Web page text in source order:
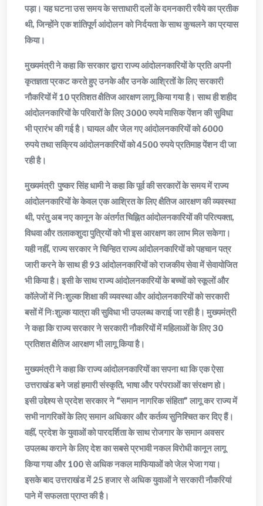
पड़ा। यह घटना उस समय के सत्ताधारी दलों के दमनकारी रवैये का प्रतीक
थी, जिन्होंने एक शांतिपूर्ण आंदोलन को निर्दयता के साथ कुचलने का प्रयास
किया।
मुख्यमंत्री ने कहा कि सरकार द्वारा राज्य आंदोलनकारियों के प्रति अपनी
कृतज्ञता प्रकट करते हुए उनके और उनके आश्रितों के लिए सरकारी
नौकरियों में 10 प्रतिशत क्षैतिज आरक्षण लागू किया गया है। साथ ही शहीद
आंदोलनकारियों के परिवारों के लिए 3000 रुपये मासिक पेंशन की सुविधा
भी प्रारंभ की गई है। घायल और जेल गए आंदोलनकारियों को 6000
रुपये तथा सक्रिय आंदोलनकारियों को 4500 रुपये प्रतिमाह पेंशन दी जा
रही है।
मुख्यमंत्री पुष्कर सिंह धामी ने कहा कि पूर्व की सरकारों के समय में राज्य
आंदोलनकारियों के केवल एक आश्रित के लिए क्षैतिज आरक्षण की व्यवस्था
थी, परंतु अब नए कानून के अंतर्गत चिह्नित आंदोलनकारियों की परित्यक्ता,
विधवा और तलाकशुदा पुत्रियों को भी इस आरक्षण का लाभ मिल सकेगा।
यही नहीं, राज्य सरकार ने चिन्हित राज्य आंदोलनकारियों को पहचान पत्र
जारी करने के साथ ही 93 आंदोलनकारियों को राजकीय सेवा में सेवायोजित
भी किया है। इसी के साथ राज्य आंदोलनकारियों के बच्चों को स्कूलों और
कॉलेजों में निःशुल्क शिक्षा की व्यवस्था और आंदोलनकारियों को सरकारी
बसों में निःशुल्क यात्रा की सुविधा भी उपलब्ध कराई जा रही है। मुख्यमंत्री
ने कहा कि राज्य सरकार ने सरकारी नौकरियों में महिलाओं के लिए 30
प्रतिशत क्षैतिज आरक्षण भी लागू किया है।
मुख्यमंत्री ने कहा कि राज्य आंदोलनकारियों का सपना था कि एक ऐसा
उत्तराखंड बने जहां हमारी संस्कृति, भाषा और परंपराओं का संरक्षण हो।
इसी उद्देश्य से प्रदेश सरकार ने “समान नागरिक संहिता” लागू कर राज्य में
सभी नागरिकों के लिए समान अधिकार और कर्तव्य सुनिश्चित कर दिए हैं।
वहीं, प्रदेश के युवाओं को पारदर्शिता के साथ रोजगार के समान अवसर
उपलब्ध कराने के लिए देश का सबसे प्रभावी नकल विरोधी कानून लागू
किया गया और 100 से अधिक नकल माफियाओं को जेल भेजा गया।
इसके बाद उत्तराखंड में 25 हजार से अधिक युवाओं ने सरकारी नौकरियां
पाने में सफलता प्राप्त की है।